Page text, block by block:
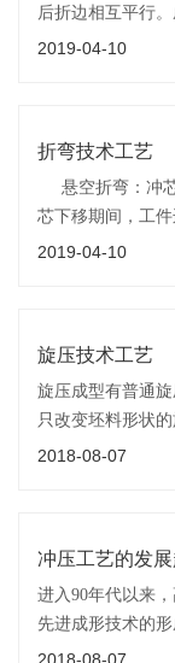
后折边相互平行
护。随后折边内
2019-04-10
折弯技术工艺
悬空折弯：冲芯
芯下移期间，工
模的深度越大，
2019-04-10
旋压技术工艺
旋压成型有普通
只改变坯料形状
变坯料形状的旋
2018-08-07
冲压工艺的发
进入90年代以来
先进成形技术的
度持续发展，发